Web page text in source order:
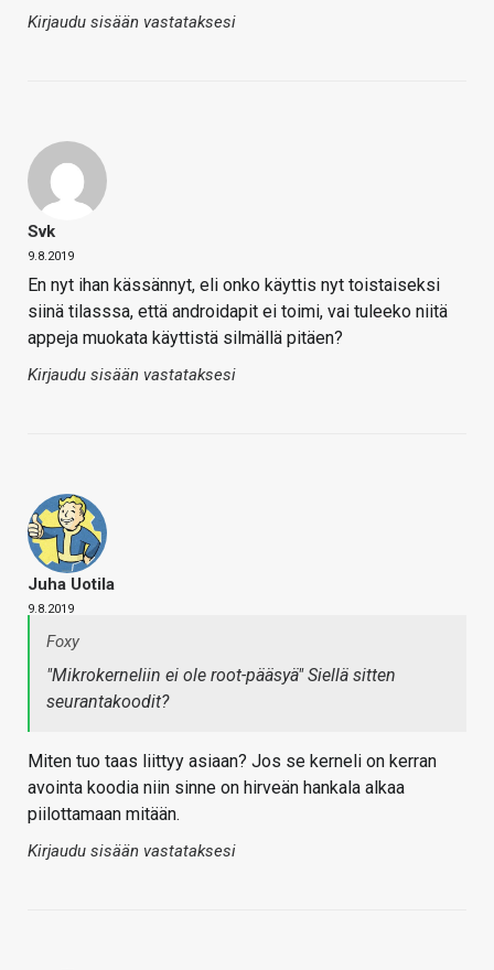
Kirjaudu sisään vastataksesi
Svk
9.8.2019
En nyt ihan kässännyt, eli onko käyttis nyt toistaiseksi
siinä tilasssa, että androidapit ei toimi, vai tuleeko niitä
appeja muokata käyttistä silmällä pitäen?
Kirjaudu sisään vastataksesi
Juha Uotila
9.8.2019
Foxy
"Mikrokerneliin ei ole root-pääsyä" Siellä sitten
seurantakoodit?
Miten tuo taas liittyy asiaan? Jos se kerneli on kerran
avointa koodia niin sinne on hirveän hankala alkaa
piilottamaan mitään.
Kirjaudu sisään vastataksesi